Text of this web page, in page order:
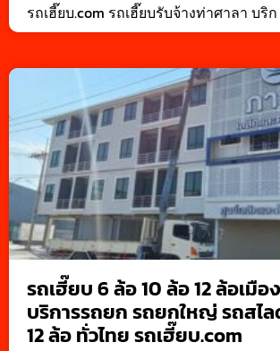
รถเฮี๊ยบ.com รถเฮี๊ยบรับจ้างท่าศาลา บริก
รถเฮี๊ยบ 6 ล้อ 10 ล้อ 12 ล้อเมื
บริการรถยก รถยกใหญ่ รถสไ
12 ล้อ ทั่วไทย รถเฮี๊ยบ.com